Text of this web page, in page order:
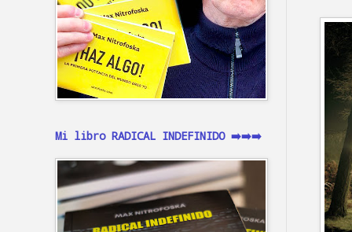
Mi libro RADICAL INDEFINIDO ➡️➡️➡️